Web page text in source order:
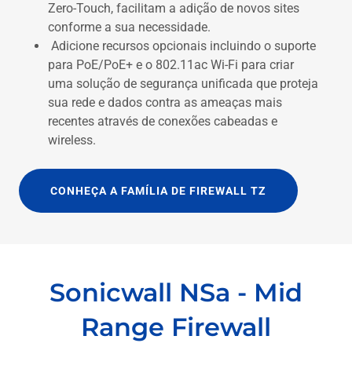
Zero-Touch, facilitam a adição de novos sites
conforme a sua necessidade.
Adicione recursos opcionais incluindo o suporte
para PoE/PoE+ e o 802.11ac Wi-Fi para criar
uma solução de segurança unificada que proteja
sua rede e dados contra as ameaças mais
recentes através de conexões cabeadas e
wireless.
CONHEÇA A FAMÍLIA DE FIREWALL TZ
Sonicwall NSa - Mid
Range Firewall